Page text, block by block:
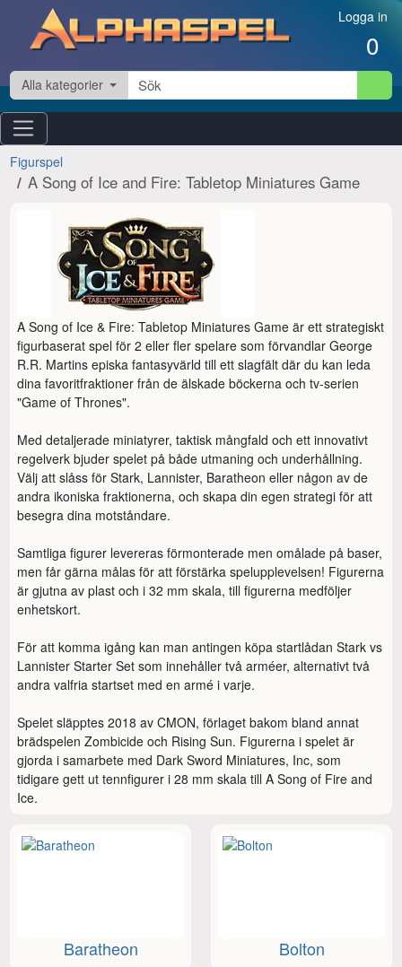
Hoppa till innehåll Logga in
0
Alla kategorier
Figurspel
A Song of Ice and Fire: Tabletop Miniatures Game
A Song of Ice & Fire: Tabletop Miniatures Game är ett strategiskt
figurbaserat spel för 2 eller fler spelare som förvandlar George
R.R. Martins episka fantasyvärld till ett slagfält där du kan leda
dina favoritfraktioner från de älskade böckerna och tv-serien
"Game of Thrones".
Med detaljerade miniatyrer, taktisk mångfald och ett innovativt
regelverk bjuder spelet på både utmaning och underhållning.
Välj att slåss för Stark, Lannister, Baratheon eller någon av de
andra ikoniska fraktionerna, och skapa din egen strategi för att
besegra dina motståndare.
Samtliga figurer levereras förmonterade men omålade på baser,
men får gärna målas för att förstärka spelupplevelsen! Figurerna
är gjutna av plast och i 32 mm skala, till figurerna medföljer
enhetskort.
För att komma igång kan man antingen köpa startlådan Stark vs
Lannister Starter Set som innehåller två arméer, alternativt två
andra valfria startset med en armé i varje.
Spelet släpptes 2018 av CMON, förlaget bakom bland annat
brädspelen Zombicide och Rising Sun. Figurerna i spelet är
gjorda i samarbete med Dark Sword Miniatures, Inc, som
tidigare gett ut tennfigurer i 28 mm skala till A Song of Fire and
Ice.
Baratheon Bolton